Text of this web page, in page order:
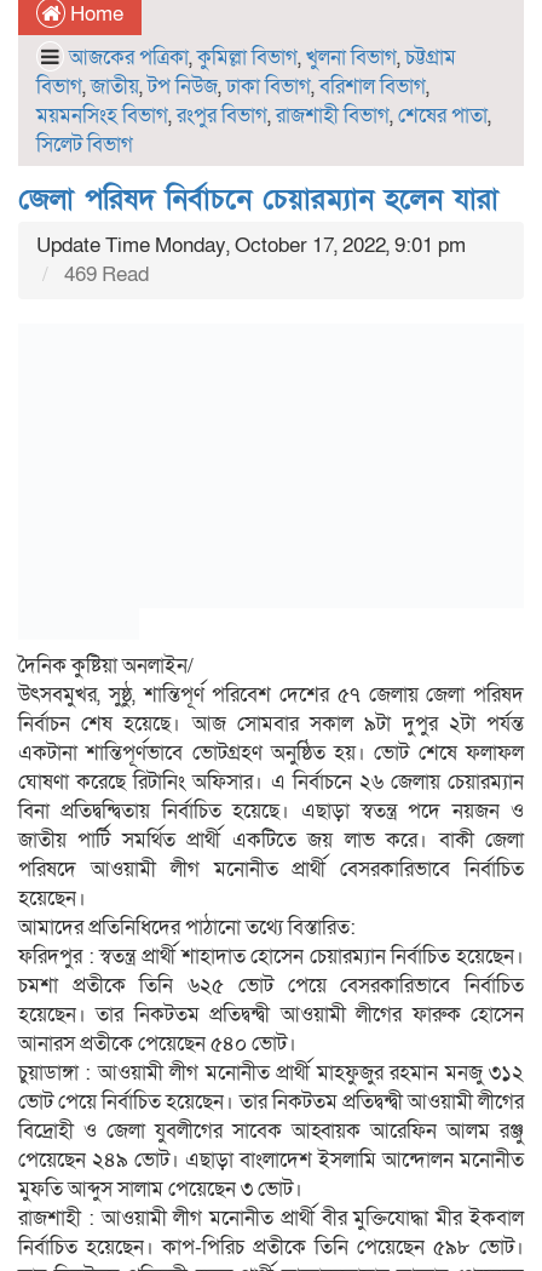
Home
আজকের পত্রিকা,কুমিল্লা বিভাগ,খুলনা বিভাগ,চট্টগ্রাম
বিভাগ,জাতীয়,টপ নিউজ,ঢাকা বিভাগ,বরিশাল বিভাগ,
ময়মনসিংহ বিভাগ,রংপুর বিভাগ,রাজশাহী বিভাগ,শেষের পাতা,
সিলেট বিভাগ
জেলা পরিষদ নির্বাচনে চেয়ারম্যান হলেন যারা
Update Time Monday, October 17, 2022, 9:01 pm
469 Read
দৈনিক কুষ্টিয়া অনলাইন/
উৎসবমুখর, সুষ্ঠু, শান্তিপূর্ণ পরিবেশ দেশের ৫৭ জেলায় জেলা পরিষদ
নির্বাচন শেষ হয়েছে। আজ সোমবার সকাল ৯টা দুপুর ২টা পর্যন্ত
একটানা শান্তিপূর্ণভাবে ভোটগ্রহণ অনুষ্ঠিত হয়। ভোট শেষে ফলাফল
ঘোষণা করেছে রিটানিং অফিসার। এ নির্বাচনে ২৬ জেলায় চেয়ারম্যান
বিনা প্রতিদ্বন্দ্বিতায় নির্বাচিত হয়েছে। এছাড়া স্বতন্ত্র পদে নয়জন ও
জাতীয় পার্টি সমর্থিত প্রার্থী একটিতে জয় লাভ করে। বাকী জেলা
পরিষদে আওয়ামী লীগ মনোনীত প্রার্থী বেসরকারিভাবে নির্বাচিত
হয়েছেন।
আমাদের প্রতিনিধিদের পাঠানো তথ্যে বিস্তারিত:
ফরিদপুর : স্বতন্ত্র প্রার্থী শাহাদাত হোসেন চেয়ারম্যান নির্বাচিত হয়েছেন।
চমশা প্রতীকে তিনি ৬২৫ ভোট পেয়ে বেসরকারিভাবে নির্বাচিত
হয়েছেন। তার নিকটতম প্রতিদ্বন্দ্বী আওয়ামী লীগের ফারুক হোসেন
আনারস প্রতীকে পেয়েছেন ৫৪০ ভোট।
চুয়াডাঙ্গা : আওয়ামী লীগ মনোনীত প্রার্থী মাহফুজুর রহমান মনজু ৩১২
ভোট পেয়ে নির্বাচিত হয়েছেন। তার নিকটতম প্রতিদ্বন্দ্বী আওয়ামী লীগের
বিদ্রোহী ও জেলা যুবলীগের সাবেক আহ্বায়ক আরেফিন আলম রঞ্জু
পেয়েছেন ২৪৯ ভোট। এছাড়া বাংলাদেশ ইসলামি আন্দোলন মনোনীত
মুফতি আব্দুস সালাম পেয়েছেন ৩ ভোট।
রাজশাহী : আওয়ামী লীগ মনোনীত প্রার্থী বীর মুক্তিযোদ্ধা মীর ইকবাল
নির্বাচিত হয়েছেন। কাপ-পিরিচ প্রতীকে তিনি পেয়েছেন ৫৯৮ ভোট।